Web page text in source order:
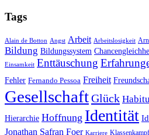
Tags
Alain de Botton Angst Arbeit Arbeitslosigkeit
Bildung Bildungssystem
Einsamkeit Enttäuschung
Fehler Fernando Pessoa Freiheit
GesellschaftGlück
Hierarchie Hoffnung Identität
Jonathan Safran Foer Karriere Klassenkampf